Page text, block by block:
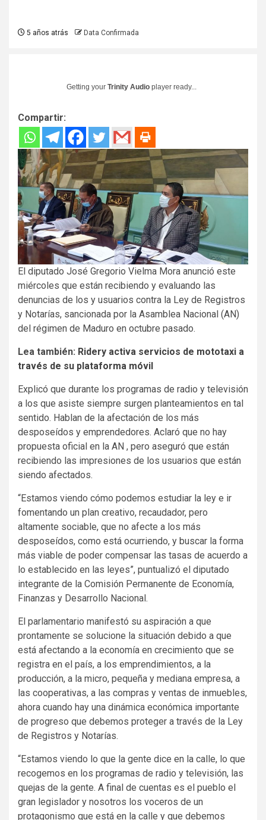
5 años atrás Data Confirmada
Getting your Trinity Audio player ready...
Compartir:
El diputado José Gregorio Vielma Mora anunció este
miércoles que están recibiendo y evaluando las
denuncias de los y usuarios contra la Ley de Registros
y Notarías, sancionada por la Asamblea Nacional (AN)
del régimen de Maduro en octubre pasado.
Lea también: Ridery activa servicios de mototaxi a
través de su plataforma móvil
Explicó que durante los programas de radio y televisión
a los que asiste siempre surgen planteamientos en tal
sentido. Hablan de la afectación de los más
desposeídos y emprendedores. Aclaró que no hay
propuesta oficial en la AN , pero aseguró que están
recibiendo las impresiones de los usuarios que están
siendo afectados.
“Estamos viendo cómo podemos estudiar la ley e ir
fomentando un plan creativo, recaudador, pero
altamente sociable, que no afecte a los más
desposeídos, como está ocurriendo, y buscar la forma
más viable de poder compensar las tasas de acuerdo a
lo establecido en las leyes”, puntualizó el diputado
integrante de la Comisión Permanente de Economía,
Finanzas y Desarrollo Nacional.
El parlamentario manifestó su aspiración a que
prontamente se solucione la situación debido a que
está afectando a la economía en crecimiento que se
registra en el país, a los emprendimientos, a la
producción, a la micro, pequeña y mediana empresa, a
las cooperativas, a las compras y ventas de inmuebles,
ahora cuando hay una dinámica económica importante
de progreso que debemos proteger a través de la Ley
de Registros y Notarías.
“Estamos viendo lo que la gente dice en la calle, lo que
recogemos en los programas de radio y televisión, las
quejas de la gente. A final de cuentas es el pueblo el
gran legislador y nosotros los voceros de un
protagonismo que está en la calle y que debemos